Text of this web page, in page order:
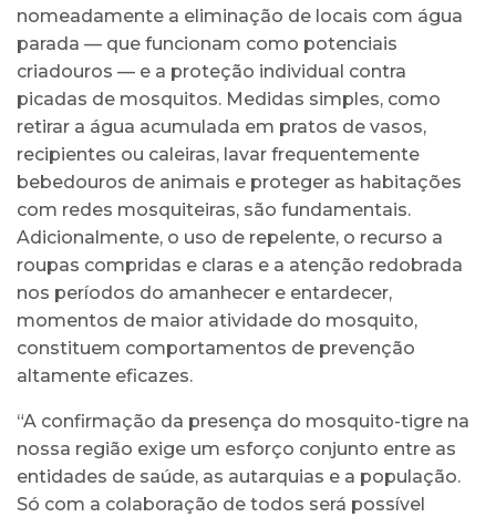
nomeadamente a eliminação de locais com água
parada — que funcionam como potenciais
criadouros — e a proteção individual contra
picadas de mosquitos. Medidas simples, como
retirar a água acumulada em pratos de vasos,
recipientes ou caleiras, lavar frequentemente
bebedouros de animais e proteger as habitações
com redes mosquiteiras, são fundamentais.
Adicionalmente, o uso de repelente, o recurso a
roupas compridas e claras e a atenção redobrada
nos períodos do amanhecer e entardecer,
momentos de maior atividade do mosquito,
constituem comportamentos de prevenção
altamente eficazes.
“A confirmação da presença do mosquito-tigre na
nossa região exige um esforço conjunto entre as
entidades de saúde, as autarquias e a população.
Só com a colaboração de todos será possível